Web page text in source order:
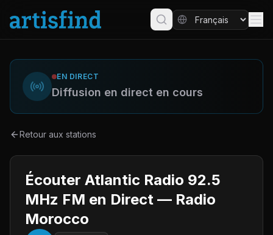
EN DIRECT
Diffusion en direct en cours
Retour aux stations
Écouter Atlantic Radio 92.5
MHz FM en Direct — Radio
Morocco